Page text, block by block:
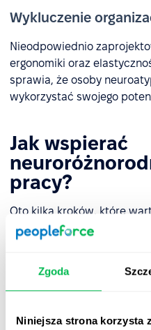
Zgoda
Niniejsza strona korzysta
Wykluczenie
Nieodpowiednio
ergonomiki oraz
sprawia, że osoby
wykorzystać swojego
Jak wspierać
pracy?
Oto kilka kroków, które
organizację na przyjęcie
Stwórz plan działania
Pierwszym krokiem do